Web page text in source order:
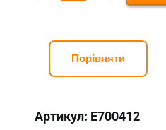
E70-
0.4
кількість
Порівняти
Артикул: E700412